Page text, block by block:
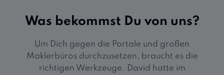
Was bekommst Du von uns?
Um Dich gegen die Portale und großen
Maklerbüros durchzusetzen, braucht es die
richtigen Werkzeuge. David hatte im